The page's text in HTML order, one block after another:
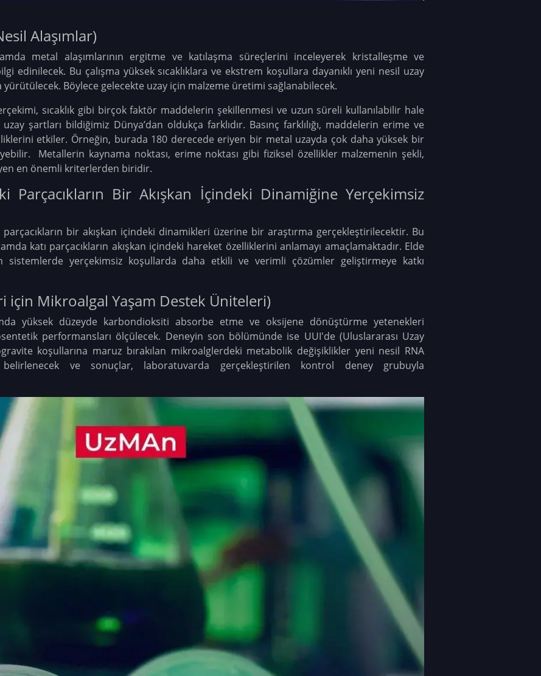
Alaşımlar)
metal alaşımlarının ergitme ve katılaşma süreçlerini inceleyerek kristalleşme ve
edinilecek. Bu çalışma yüksek sıcaklıklara ve ekstrem koşullara dayanıklı yeni nesil uzay
yürütülecek. Böylece gelecekte uzay için malzeme üretimi sağlanabilecek.
sıcaklık gibi birçok faktör maddelerin şekillenmesi ve uzun süreli kullanılabilir hale
şartları bildiğimiz Dünya’dan oldukça farklıdır. Basınç farklılığı, maddelerin erime ve
etkiler. Örneğin, burada 180 derecede eriyen bir metal uzayda çok daha yüksek bir
Metallerin kaynama noktası, erime noktası gibi fiziksel özellikler malzemenin şekli,
en önemli kriterlerden biridir.
Parçacıkların Bir Akışkan İçindeki Dinamiğine Yerçekimsiz
bir akışkan içindeki dinamikleri üzerine bir araştırma gerçekleştirilecektir. Bu
katı parçacıkların akışkan içindeki hareket özelliklerini anlamayı amaçlamaktadır. Elde
sistemlerde yerçekimsiz koşullarda daha etkili ve verimli çözümler geliştirmeye katkı
için Mikroalgal Yaşam Destek Üniteleri)
yüksek düzeyde karbondioksiti absorbe etme ve oksijene dönüştürme yetenekleri
performansları ölçülecek. Deneyin son bölümünde ise UUI'de (Uluslararası Uzay
koşullarına maruz bırakılan mikroalglerdeki metabolik değişiklikler yeni nesil RNA
ve sonuçlar, laboratuvarda gerçekleştirilen kontrol deney grubuyla